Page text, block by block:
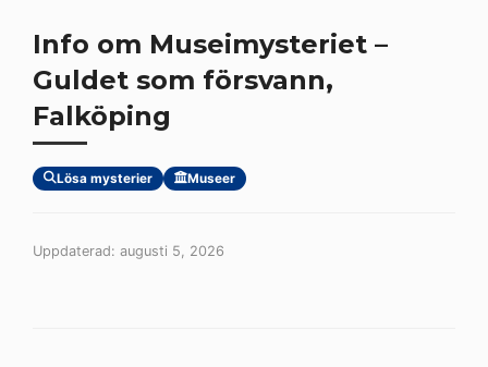
Info om Museimysteriet –
Guldet som försvann,
Falköping
Lösa mysterier Museer
Uppdaterad: augusti 5, 2026